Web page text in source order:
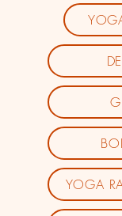
YOGA